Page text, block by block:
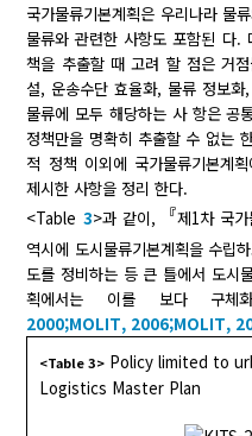
국가물류기본계획은 우리나라 물
물류와 관련한 사항도 포함된 다.
책을 추출할 때 고려 할 점은 거
설, 운송수단 효율화, 물류 정보
물류에 모두 해당하는 사 항은 공
정책만을 명확히 추출할 수 없는
적 정책 이외에 국가물류기본계
제시한 사항을 정리 한다.
<Table 3>과 같이, 『제1차 국
역시에 도시물류기본계획을 수립
도를 정비하는 등 큰 틀에서 도시
획에서는 이를 보다 구체
2000;MOLIT, 2006;MOLIT,
<Table 3> Policy limited to
Logistics Master Plan